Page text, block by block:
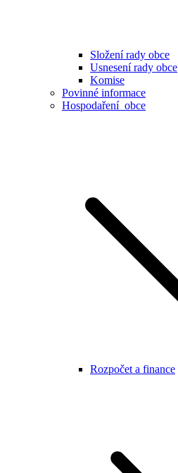
Složení rady obce
Usnesení rady obce
Komise
Povinné informace
Hospodaření obce
Rozpočet a finance